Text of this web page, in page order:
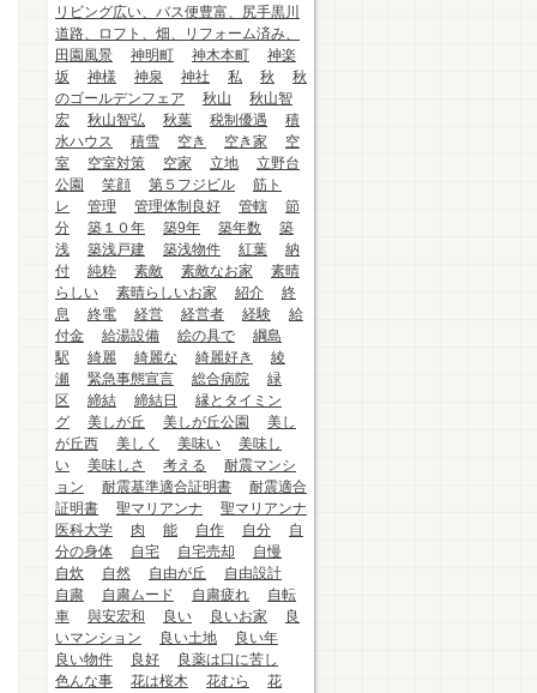
リビング広い、バス便豊富、尻手黒川
道路、ロフト、畑、リフォーム済み、
田園風景
神明町 神木本町
神楽
坂
神様 神泉 神社 私 秋
秋
のゴールデンフェア
秋山
秋山智
宏
秋山智弘 秋葉 税制優遇
積
水ハウス
積雪 空き 空き家
空
室
空室対策 空家 立地
立野台
公園
笑顔 第５フジビル
筋ト
レ
管理 管理体制良好 管轄
節
分
築１０年 築9年 築年数
築
浅
築浅戸建 築浅物件 紅葉
納
付
純粋 素敵 素敵なお家
素晴
らしい
素晴らしいお家 紹介
終
息
終電 経営 経営者 経験
給
付金
給湯設備 絵の具で
綱島
駅
綺麗 綺麗な 綺麗好き
綾
瀬
緊急事態宣言 総合病院
緑
区
締結 締結日
縁とタイミン
グ
美しが丘 美しが丘公園
美し
が丘西
美しく 美味い
美味し
い
美味しさ 考える
耐震マンシ
ョン
耐震基準適合証明書
耐震適合
証明書
聖マリアンナ
聖マリアンナ
医科大学
肉 能 自作 自分
自
分の身体
自宅 自宅売却
自慢
自炊
自然 自由が丘
自由設計
自粛
自粛ムード 自粛疲れ
自転
車
與安宏和 良い 良いお家
良
いマンション
良い土地
良い年
良い物件
良好
良薬は口に苦し
色んな事
花は桜木 花むら
花